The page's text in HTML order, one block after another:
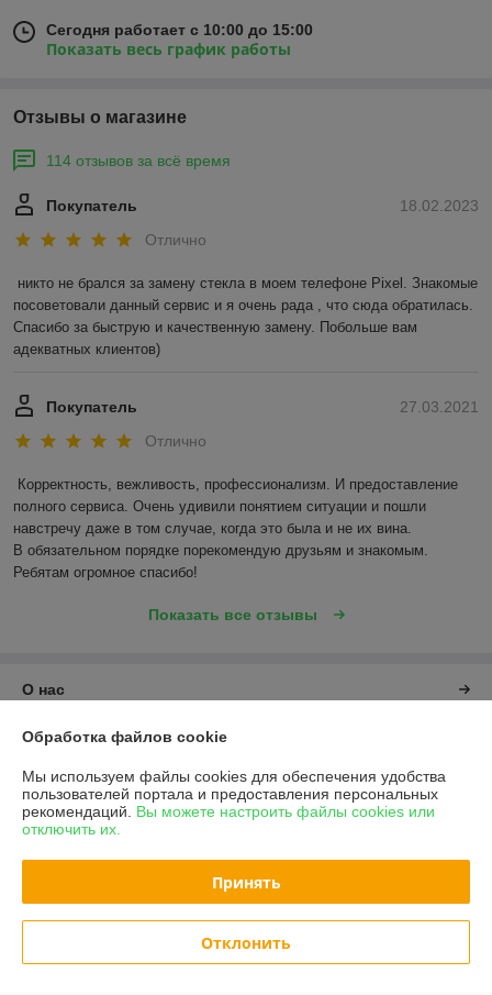
Сегодня работает с 10:00 до 15:00
Показать весь график работы
Отзывы о магазине
114 отзывов за всё время
18.02.2023
Покупатель
Отлично
никто не брался за замену стекла в моем телефоне Pixel. Знакомые
посоветовали данный сервис и я очень рада , что сюда обратилась.
Спасибо за быструю и качественную замену. Побольше вам
адекватных клиентов)
27.03.2021
Покупатель
Отлично
Корректность, вежливость, профессионализм. И предоставление
полного сервиса. Очень удивили понятием ситуации и пошли
навстречу даже в том случае, когда это была и не их вина.
В обязательном порядке порекомендую друзьям и знакомым.
Ребятам огромное спасибо!
Показать все отзывы
О нас
Контакты
Доставка и оплата
Политика обработки cookies
Обработка файлов cookie
Мы используем файлы cookies для обеспечения удобства
пользователей портала и предоставления персональных
рекомендаций. Вы можете настроить файлы cookies или
отключить их.
Принять
Отклонить